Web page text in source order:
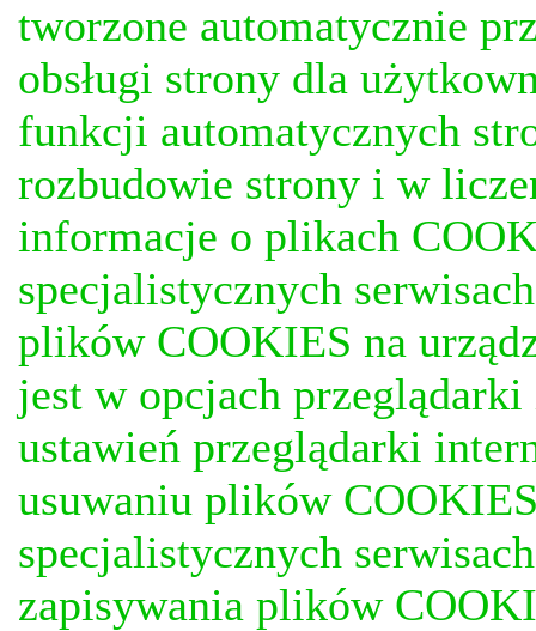
tworzone automatycznie
obsługi strony dla
funkcji automatycznych
rozbudowie strony i w
informacje o plikach
specjalistycznych
plików COOKIES na
jest w opcjach
ustawień przeglądarki
usuwaniu plików
specjalistycznych
zapisywania plików